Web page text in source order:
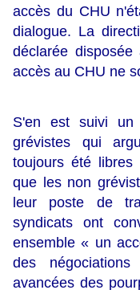
accès du CHU
dialogue. La
déclarée
accès au CHU ne
S'en est suivi un
grévistes qui
toujours été
que les non
leur poste de
syndicats ont
ensemble « un
des
avancées des